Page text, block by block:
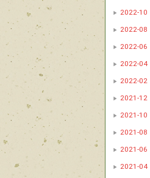
2022-10
2022-08
2022-06
2022-04
2022-02
2021-12
2021-10
2021-08
2021-06
2021-04